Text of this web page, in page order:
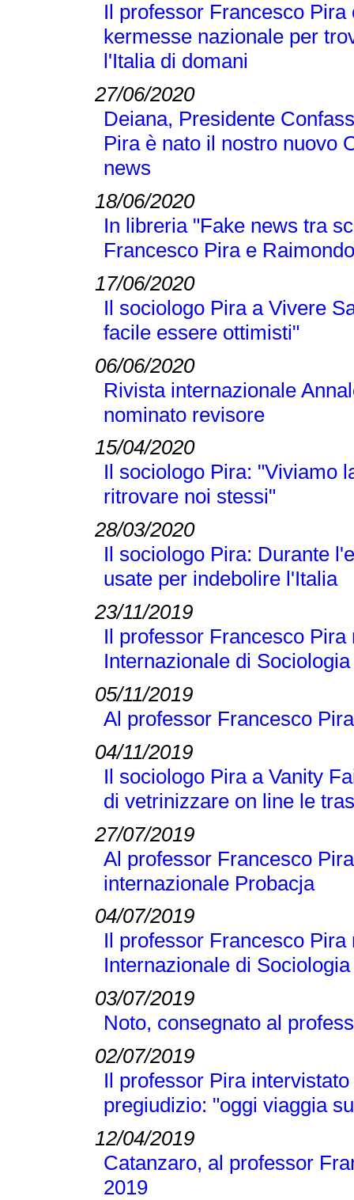
Il professor Francesco
kermesse nazionale per
l'Italia di domani
27/06/2020
Deiana, Presidente
Pira è nato il nostro nuovo
news
18/06/2020
In libreria "Fake news tra
Francesco Pira e
17/06/2020
Il sociologo Pira a Vivere
facile essere ottimisti"
06/06/2020
Rivista internazionale
nominato revisore
15/04/2020
Il sociologo Pira: "Viviamo
ritrovare noi stessi"
28/03/2020
Il sociologo Pira: Durante
usate per indebolire l'Italia
23/11/2019
Il professor Francesco
Internazionale di
05/11/2019
Al professor Francesco
04/11/2019
Il sociologo Pira a Vanity
di vetrinizzare on line le
27/07/2019
Al professor Francesco
internazionale Probacja
04/07/2019
Il professor Francesco
Internazionale di
03/07/2019
Noto, consegnato al
02/07/2019
Il professor Pira
pregiudizio: "oggi viaggia
12/04/2019
Catanzaro, al professor
2019